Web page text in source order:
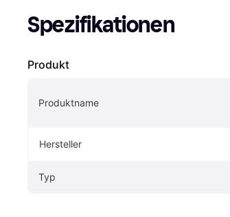
Spezifikationen
Produkt
Produktname
Hersteller
Typ